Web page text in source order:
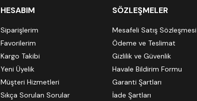
HESABIM
Siparişlerim
Favorilerim
Kargo Takibi
Yeni Üyelik
Müşteri Hizmetleri
Sıkça Sorulan Sorular
SÖZLEŞMELER
Mesafeli Satış Sözleşmesi
Ödeme ve Teslimat
Gizlilik ve Güvenlik
Havale Bildirim Formu
Garanti Şartları
İade Şartları